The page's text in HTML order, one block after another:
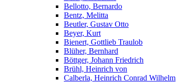
Bellotto, Bernardo
Bentz, Melitta
Beutler, Gustav Otto
Beyer, Kurt
Bienert, Gottlieb Traulob
Blüher, Bernhard
Böttger, Johann Friedrich
Brühl, Heinrich von
Calberla, Heinrich Conrad Wilhelm